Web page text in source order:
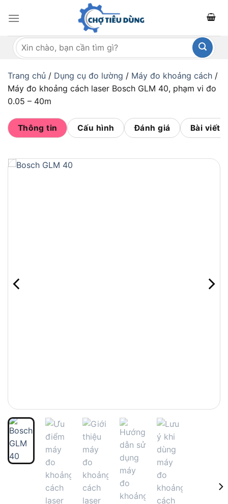
qua
dungTìm
kiếm:
Trang chủ / Dụng cụ đo lường / Máy đo khoảng cách /
Máy đo khoảng cách laser Bosch GLM 40, phạm vi đo
0.05 – 40m
Thông tin Cấu hình Đánh giá Bài viết